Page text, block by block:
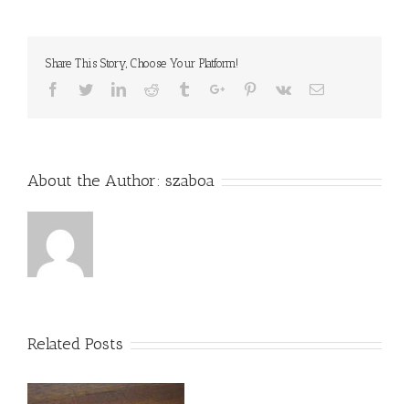
Share This Story, Choose Your Platform!
Facebook
TwitterLinkedinReddit TumblrGoogle+Pinterest
Vk Email
About the Author: szaboa
Related Posts